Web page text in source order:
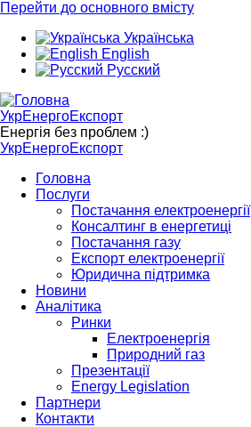
Перейти до основного вмісту
Українська
English
Русский
УкрЕнергоЕкспорт
Енергія без проблем :)
УкрЕнергоЕкспорт
Головна
Послуги
Постачання електроенергії
Консалтинг в енергетиці
Постачання газу
Експорт електроенергії
Юридична підтримка
Новини
Аналітика
Ринки
Електроенергія
Природний газ
Презентації
Energy Legislation
Партнери
Контакти